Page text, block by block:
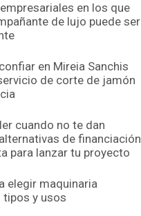
en los que
de lujo puede ser
en Mireia Sanchis
de corte de jamón
cuando no te dan
de financiación
para lanzar tu proyecto
elegir maquinaria
tipos y usos